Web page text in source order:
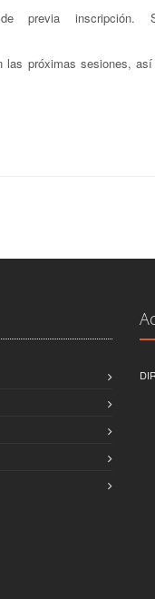
previa inscripción.
próximas sesiones,